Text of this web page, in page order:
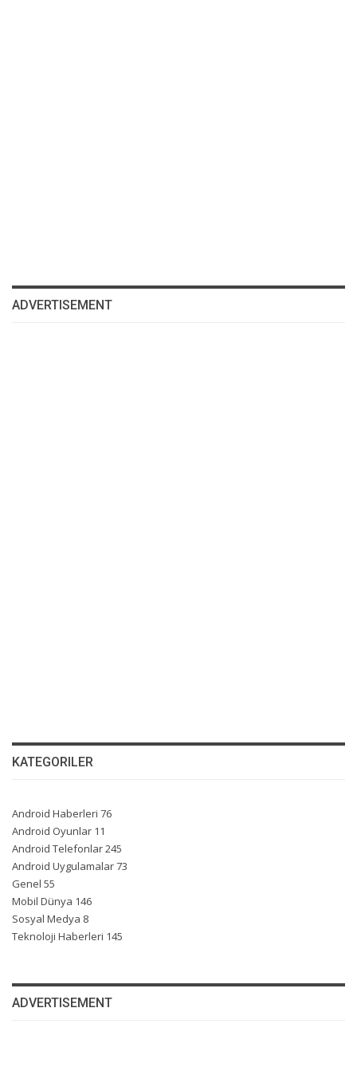
ADVERTISEMENT
KATEGORILER
Android Haberleri 76
Android Oyunlar 11
Android Telefonlar245
Android Uygulamalar73
Genel 55
Mobil Dünya 146
Sosyal Medya 8
Teknoloji Haberleri 145
ADVERTISEMENT